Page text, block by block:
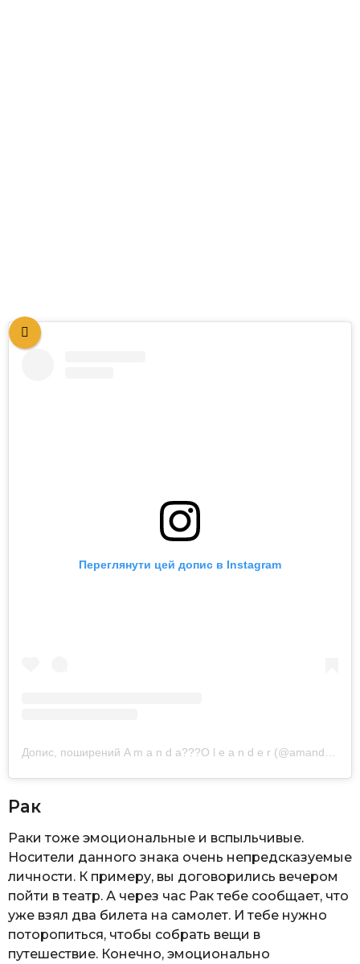
Переглянути цей допис в Instagram
Допис, поширений A m a n d a??‍?O l e a n d e r (@amandaoleander)
Рак
Раки тоже эмоциональные и вспыльчивые.
Носители данного знака очень непредсказуемые
личности. К примеру, вы договорились вечером
пойти в театр. А через час Рак тебе сообщает, что
уже взял два билета на самолет. И тебе нужно
поторопиться, чтобы собрать вещи в
путешествие. Конечно, эмоционально